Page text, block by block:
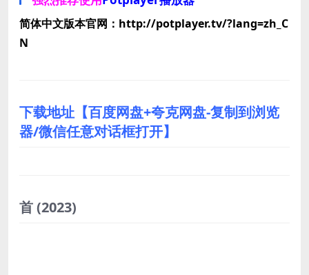
简体中文版本官网：http://potplayer.tv/?lang=zh_C
N
下载地址【百度网盘+夸克网盘-复制到浏览
器/微信任意对话框打开】
首(2023)